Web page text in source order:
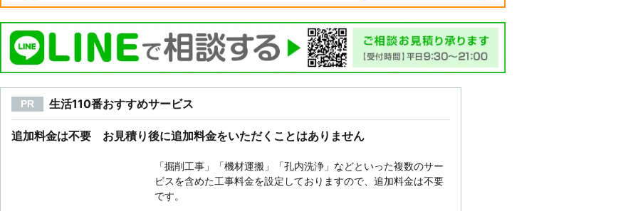
PR 生活110番おすすめサービス
追加料金は不要 お見積り後に追加料金をいただくことはありません
「掘削工事」「機材運搬」「孔内洗浄」などといった複数のサー
ビスを含めた工事料金を設定しておりますので、追加料金は不要
です。